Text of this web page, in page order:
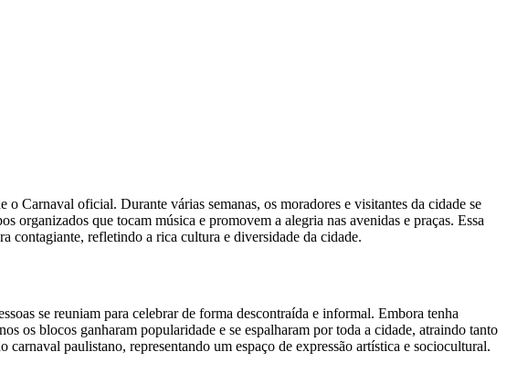
o Carnaval oficial. Durante várias semanas, os moradores e visitantes da cidade se
organizados que tocam música e promovem a alegria nas avenidas e praças. Essa
contagiante, refletindo a rica cultura e diversidade da cidade.
se reuniam para celebrar de forma descontraída e informal. Embora tenha
os blocos ganharam popularidade e se espalharam por toda a cidade, atraindo tanto
paulistano, representando um espaço de expressão artística e sociocultural.